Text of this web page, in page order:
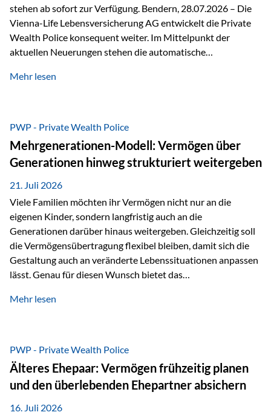
stehen ab sofort zur Verfügung. Bendern, 28.07.2026 – Die
Vienna-Life Lebensversicherung AG entwickelt die Private
Wealth Police konsequent weiter. Im Mittelpunkt der
aktuellen Neuerungen stehen die automatische
als Versicherungsnehmer einzusetzen, sowie eine
Abwicklung für Vertriebspartner deutlich effizienter
gestaltet. Anträge werden direkt elektronisch übermittelt,
Medienbrüche reduziert und die weitere Bearbeitung
beschleunigt. Ab sofort können auch juristische Personen,
wie Kapitalgesellschaften oder Stiftungen, als
Versicherungsnehmer eingesetzt werden. Damit erweitert
die Vienna-Life die Einsatzmöglichkeiten der Private Wealth
Police insbesondere für…
Mehr lesen
PWP - Private Wealth Police
Mehrgenerationen-Modell: Vermögen über
Generationen hinweg strukturiert weitergeben
21. Juli 2026
Viele Familien möchten ihr Vermögen nicht nur an die
eigenen Kinder, sondern langfristig auch an die
Generationen darüber hinaus weitergeben. Gleichzeitig soll
die Vermögensübertragung flexibel bleiben, damit sich die
Gestaltung auch an veränderte Lebenssituationen anpassen
lässt. Genau für diesen Wunsch bietet das
Vienna-Life eine interessante Lösung. Es ermöglicht,
Ausgangssituation Stellen Sie sich folgende Familie vor: Die
Großeltern haben über viele Jahre Vermögen aufgebaut. Ihr
Wunsch ist es, dieses Vermögen nicht nur den eigenen
Kindern, sondern langfristig auch den Enkeln zukommen zu…
Mehr lesen
PWP - Private Wealth Police
Älteres Ehepaar: Vermögen frühzeitig planen
und den überlebenden Ehepartner absichern
16. Juli 2026